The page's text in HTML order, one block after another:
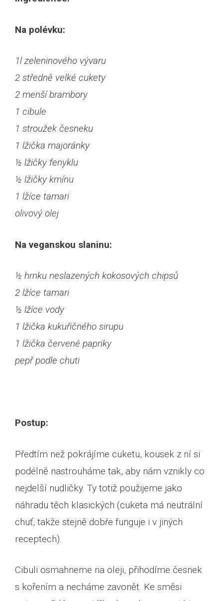
Na polévku:
1l zeleninového vývaru
2 středně velké cukety
2 menší brambory
1 cibule
1 stroužek česneku
1 lžička majoránky
½ lžičky fenyklu
½ lžičky kmínu
1 lžíce tamari
olivový olej
Na veganskou slaninu:
½ hrnku neslazených kokosových chipsů
2 lžíce tamari
½ lžíce vody
1 lžička kukuřičného sirupu
1 lžička červené papriky
pepř podle chuti
Postup:
Předtím než pokrájíme cuketu, kousek z ní si
podélně nastrouháme tak, aby nám vznikly co
nejdelší nudličky. Ty totiž použijeme jako
náhradu těch klasických (cuketa má neutrální
chuť, takže stejně dobře funguje i v jiných
receptech).
Cibuli osmahneme na oleji, přihodíme česnek
s kořením a necháme zavonět. Ke směsi